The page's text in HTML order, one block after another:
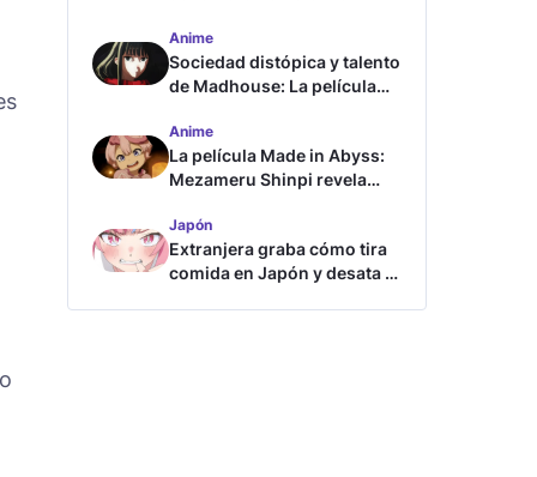
Anime
Sociedad distópica y talento
de Madhouse: La película
tráiler
Anime
La película Made in Abyss:
Mezameru Shinpi revela
Japón
Extranjera graba cómo tira
comida en Japón y desata la